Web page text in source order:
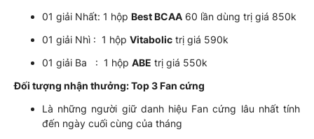
01 giải Nhất: 1 hộp Best BCAA 60 lần dùng trị giá 850k
01 giải Nhì : 1 hộp Vitabolic trị giá 590k
01 giải Ba : 1 hộp ABE trị giá 550k
Đối tượng nhận thưởng: Top 3 Fan cứng
Là những người giữ danh hiệu Fan cứng lâu nhất tính
đến ngày cuối cùng của tháng